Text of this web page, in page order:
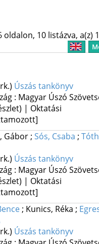
oldalon, 10 listázva, a(z)
Úszás tankönyv
: Magyar Úszó
| Oktatási
Gábor; Sós, Csaba ;
Úszás tankönyv
: Magyar Úszó
| Oktatási
; Kunics, Réka ;
Úszás tankönyv